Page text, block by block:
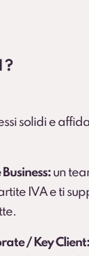
solidi e
un
IVA e ti
/ Key Client: